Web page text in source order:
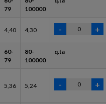
79
100000
4,40 4,30
60-
79
80-
100000
q.ta
5,36 5,24